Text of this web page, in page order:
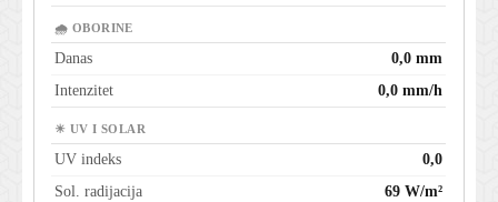
🌧 OBORINE
Danas
0,0 mm
Intenzitet
0,0 mm/h
☀ UV I SOLAR
UV indeks
0,0
Sol. radijacija
69 W/m²